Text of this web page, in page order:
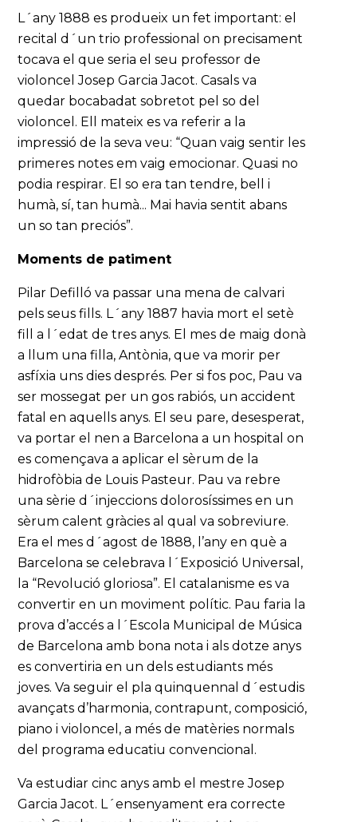
L´any 1888 es produeix un fet important: el
recital d´un trio professional on precisament
tocava el que seria el seu professor de
violoncel Josep Garcia Jacot. Casals va
quedar bocabadat sobretot pel so del
violoncel. Ell mateix es va referir a la
impressió de la seva veu: “Quan vaig sentir les
primeres notes em vaig emocionar. Quasi no
podia respirar. El so era tan tendre, bell i
humà, sí, tan humà... Mai havia sentit abans
un so tan preciós”.
Moments de patiment
Pilar Defilló va passar una mena de calvari
pels seus fills. L´any 1887 havia mort el setè
fill a l´edat de tres anys. El mes de maig donà
a llum una filla, Antònia, que va morir per
asfíxia uns dies després. Per si fos poc, Pau va
ser mossegat per un gos rabiós, un accident
fatal en aquells anys. El seu pare, desesperat,
va portar el nen a Barcelona a un hospital on
es començava a aplicar el sèrum de la
hidrofòbia de Louis Pasteur. Pau va rebre
una sèrie d´injeccions dolorosíssimes en un
sèrum calent gràcies al qual va sobreviure.
Era el mes d´agost de 1888, l’any en què a
Barcelona se celebrava l´Exposició Universal,
la “Revolució gloriosa”. El catalanisme es va
convertir en un moviment polític. Pau faria la
prova d’accés a l´Escola Municipal de Música
de Barcelona amb bona nota i als dotze anys
es convertiria en un dels estudiants més
joves. Va seguir el pla quinquennal d´estudis
avançats d’harmonia, contrapunt, composició,
piano i violoncel, a més de matèries normals
del programa educatiu convencional.
Va estudiar cinc anys amb el mestre Josep
Garcia Jacot. L´ensenyament era correcte